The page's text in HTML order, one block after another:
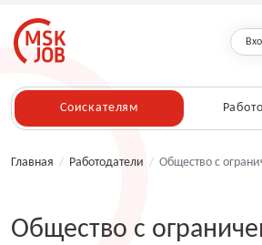
Соискателям
Главная / Работодатели / Общество с
Общество с